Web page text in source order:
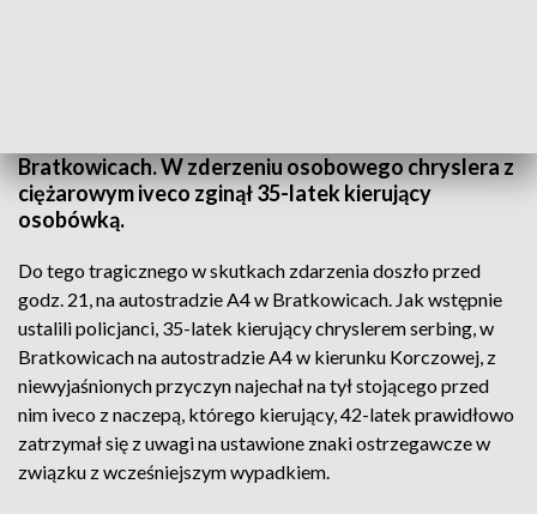
Bratkowicach. W zderzeniu osobowego chryslera z
ciężarowym iveco zginął 35-latek kierujący
osobówką.
Do tego tragicznego w skutkach zdarzenia doszło przed
godz. 21, na autostradzie A4 w Bratkowicach. Jak wstępnie
ustalili policjanci, 35-latek kierujący chryslerem serbing, w
Bratkowicach na autostradzie A4 w kierunku Korczowej, z
niewyjaśnionych przyczyn najechał na tył stojącego przed
nim iveco z naczepą, którego kierujący, 42-latek prawidłowo
zatrzymał się z uwagi na ustawione znaki ostrzegawcze w
związku z wcześniejszym wypadkiem.